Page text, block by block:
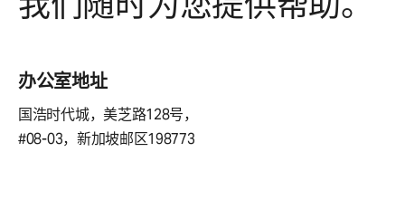
办公室地址
国浩时代城，美芝路128号，
#08-03，新加坡邮区198773